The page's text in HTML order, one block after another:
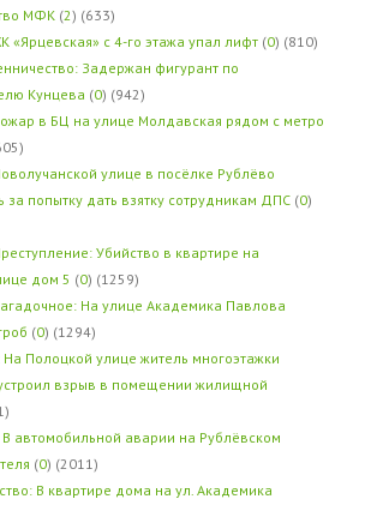
МФК (2) (633)
«Ярцевская» с 4-го этажа упал лифт (0) (810)
Задержан фигурант по
Кунцева (0) (942)
в БЦ на улице Молдавская рядом с метро
улице в посёлке Рублёво
попытку дать взятку сотрудникам ДПС (0)
Убийство в квартире на
дом 5 (0) (1259)
На улице Академика Павлова
(0) (1294)
На Полоцкой улице житель многоэтажки
взрыв в помещении жилищной
автомобильной аварии на Рублёвском
(0) (2011)
В квартире дома на ул. Академика